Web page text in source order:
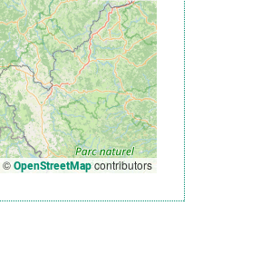
©OpenStreetMapcontributors